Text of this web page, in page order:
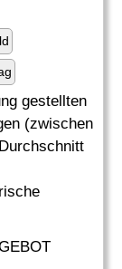
gestellten
(zwischen